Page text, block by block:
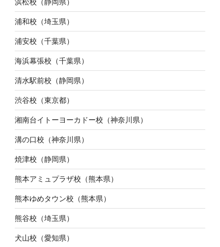
浦和校（埼玉県）
浦安校（千葉県）
海浜幕張校（千葉県）
清水駅前校（静岡県）
渋谷校（東京都）
湘南台イトーヨーカドー校（神奈川県）
溝の口校（神奈川県）
焼津校（静岡県）
熊本アミュプラザ校（熊本県）
熊本ゆめタウン校（熊本県）
熊谷校（埼玉県）
犬山校（愛知県）